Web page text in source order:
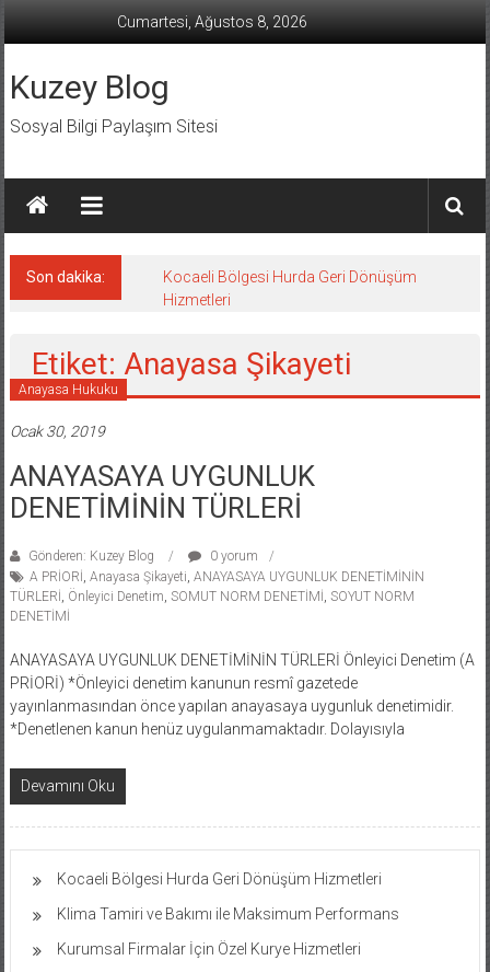
Cumartesi, Ağustos 8, 2026
Kuzey Blog
Sosyal Bilgi Paylaşım Sitesi
Son dakika:
Kocaeli Bölgesi Hurda Geri Dönüşüm
Hizmetleri
Etiket: Anayasa Şikayeti
Anayasa Hukuku
Ocak 30, 2019
ANAYASAYA UYGUNLUK
DENETİMİNİN TÜRLERİ
Gönderen: Kuzey Blog
0 yorum
A PRİORİ, Anayasa Şikayeti, ANAYASAYA UYGUNLUK DENETİMİNİN
TÜRLERİ, Önleyici Denetim, SOMUT NORM DENETİMİ, SOYUT NORM
DENETİMİ
ANAYASAYA UYGUNLUK DENETİMİNİN TÜRLERİ Önleyici Denetim (A
PRİORİ) *Önleyici denetim kanunun resmî gazetede
yayınlanmasından önce yapılan anayasaya uygunluk denetimidir.
*Denetlenen kanun henüz uygulanmamaktadır. Dolayısıyla
Devamını Oku
Kocaeli Bölgesi Hurda Geri Dönüşüm Hizmetleri
Klima Tamiri ve Bakımı ile Maksimum Performans
Kurumsal Firmalar İçin Özel Kurye Hizmetleri